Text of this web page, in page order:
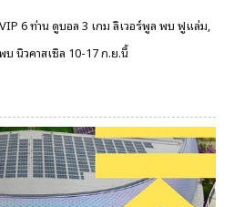
6 ท่าน ดูบอล 3 เกม ลิเวอร์พูล พบ ฟูแล่ม,
นิวคาสเซิล 10-17 ก.ย.นี้